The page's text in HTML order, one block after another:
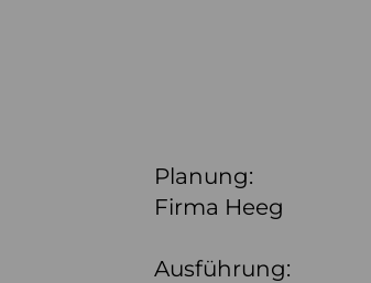
Planung:
Firma Heeg
Ausführung: